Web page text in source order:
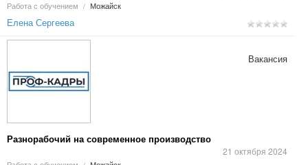
Работа с обучением / Можайск
Елена Сергеева
Разнорабочий на современное производство
21 октября 2024
Вакансия